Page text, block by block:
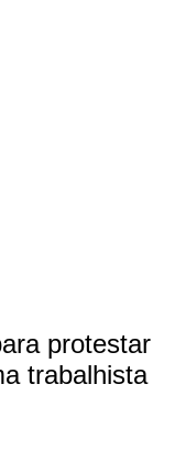
protestar
trabalhista